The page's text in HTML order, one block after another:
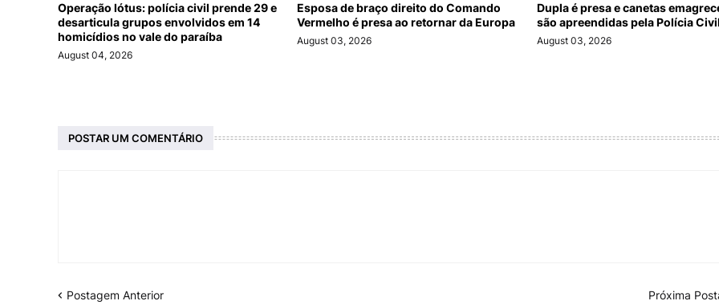
Operação lótus: polícia civil prende 29 e
desarticula grupos envolvidos em 14
homicídios no vale do paraíba
August 04, 2026
Esposa de braço direito do Comando
Vermelho é presa ao retornar da Europa
August 03, 2026
Dupla é presa e canetas
são apreendidas pela Polícia Civil
August 03, 2026
POSTAR UM COMENTÁRIO
Postagem Anterior Próxima